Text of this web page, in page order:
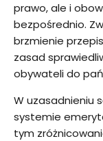
prawo, ale i
bezpośrednio.
brzmienie
zasad
obywateli do
W uzasadnieniu
systemie
tym